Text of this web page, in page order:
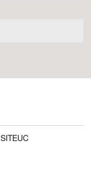
SITEUC